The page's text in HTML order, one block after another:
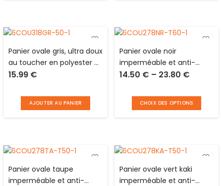
Panier ovale gris, ultra doux
au toucher en polyester et
mousse pour animaux
15.99 €
AJOUTER AU PANIER
Panier ovale noir
imperméable et anti-
tâches en polyester et
Love Story
14.50 € – 23.80 €
CHOIX DES OPTIONS
Panier ovale taupe
imperméable et anti-
Panier ovale vert kaki
imperméable et anti-